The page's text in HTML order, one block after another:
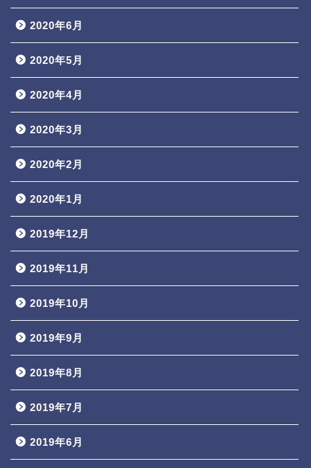
2020年6月
2020年5月
2020年4月
2020年3月
2020年2月
2020年1月
2019年12月
2019年11月
2019年10月
2019年9月
2019年8月
2019年7月
2019年6月